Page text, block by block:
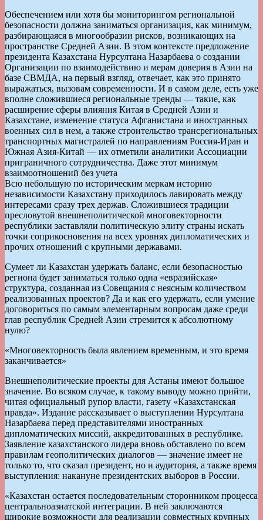
Обеспечением или хотя бы мониторингом региональной
безопасности должна заниматься организация, как минимум,
разбирающаяся в многообразии рисков, возникающих на
пространстве Средней Азии. В этом контексте предложение
президента Казахстана Нурсултана Назарбаева о создании
Организации по взаимодействию и мерам доверия в Азии на
базе СВМДА, на первый взгляд, отвечает, как это принято
выражаться, вызовам современности. И в самом деле, есть уже
вполне сложившиеся региональные тренды — такие, как
расширение сферы влияния Китая в Средней Азии и
Казахстане, изменение статуса Афганистана и иностранных
военных сил в нем, а также строительство трансрегиональных
транспортных магистралей по направлениям Россия-Иран и
Южная Азия-Китай — их отметили аналитики Ассоциации
приграничного сотрудничества. Даже этот минимум
взаимоотношений без учета
Всю небольшую по историческим меркам историю
независимости Казахстану приходилось лавировать между
интересами сразу трех держав. Сложившиеся традиции
пресловутой внешнеполитической многовекторности
республики заставляли политическую элиту страны искать
точки соприкосновения на всех уровнях дипломатических и
прочих отношений с крупными державами.
Сумеет ли Казахстан удержать баланс, если безопасностью
региона будет заниматься только одна «евразийская»
структура, созданная из Совещания с неясным количеством
реализованных проектов? Да и как его удержать, если умение
договориться по самым элементарным вопросам даже среди
глав республик Средней Азии стремится к абсолютному
нулю?
«Многовекторность была явлением временным, и это время
заканчивается»
Внешнеполитические проекты для Астаны имеют большое
значение. Во всяком случае, к такому выводу можно прийти,
читая официальный рупор власти, газету «Казахстанская
правда». Издание рассказывает о выступлении Нурсултана
Назарбаева перед представителями иностранных
дипломатических миссий, аккредитованных в республике.
Заявление казахстанского лидера вновь обставлено по всем
правилам геополитических диалогов — значение имеет не
только то, что сказал президент, но и аудитория, а также время
выступления: накануне президентских выборов в России.
«Казахстан остается последовательным сторонником процесса
центральноазиатской интеграции. В ней заключаются
широкие возможности для реализации совместных крупных